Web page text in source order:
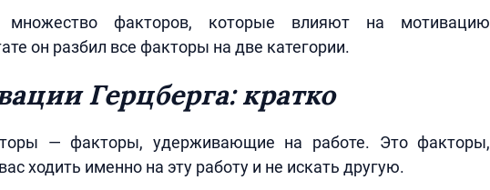
факторов, которые влияют на мотивацию
он разбил все факторы на две категории.
Герцберга: кратко
— факторы, удерживающие на работе. Это факторы,
ходить именно на эту работу и не искать другую.